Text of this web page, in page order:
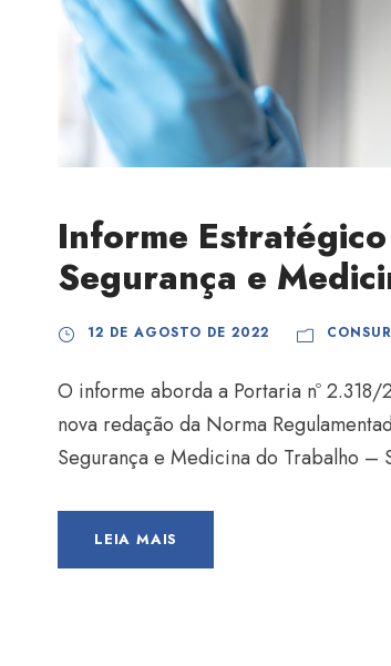
Informe
Segurança e
12 DE AGOSTO DE 2022
O informe aborda a Portaria nº
nova redação da Norma
Segurança e Medicina do Trabalho –
LEIA MAIS